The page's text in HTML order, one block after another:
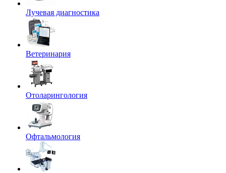
Лучевая диагностика
Ветеринария
Отоларингология
Офтальмология